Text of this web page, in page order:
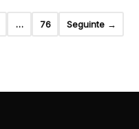
… 76 Seguinte →